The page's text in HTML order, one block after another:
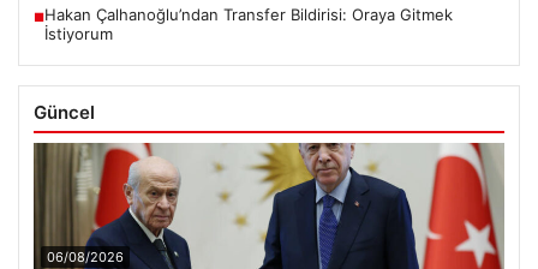
■Hakan Çalhanoğlu’ndan Transfer Bildirisi: Oraya Gitmek
İstiyorum
Güncel
06/08/2026